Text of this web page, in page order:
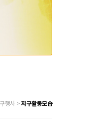
행사 >지구활동모습